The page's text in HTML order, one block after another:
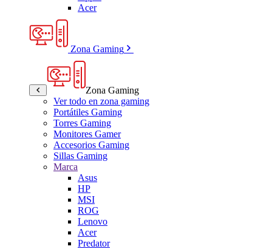
Acer
Zona Gaming
Zona Gaming
Ver todo en zona gaming
Portátiles Gaming
Torres Gaming
Monitores Gamer
Accesorios Gaming
Sillas Gaming
Marca
Asus
HP
MSI
ROG
Lenovo
Acer
Predator